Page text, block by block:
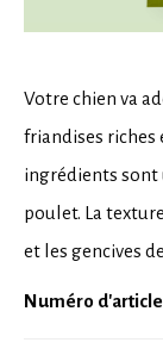
Votre chien va
friandises riches
ingrédients sont
poulet. La
et les gencives
Numéro